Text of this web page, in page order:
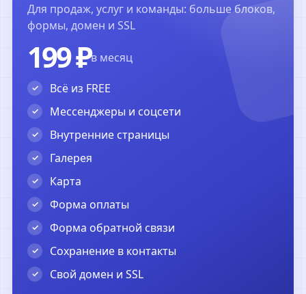
Для продаж, услуг и команды: больше блоков,
формы, домен и SSL
199 ₽в месяц
Всё из FREE
Мессенджеры и соцсети
Внутренние страницы
Галерея
Карта
Форма оплаты
Форма обратной связи
Сохранение в контакты
Свой домен и SSL